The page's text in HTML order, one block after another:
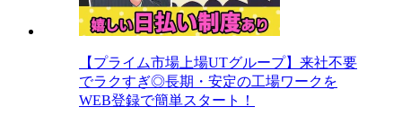
【プライム市場上場UTグループ】来社不要
でラクすぎ◎長期・安定の工場ワークを
WEB登録で簡単スタート！